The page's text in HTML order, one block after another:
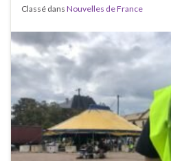
Classé dans Nouvelles de France